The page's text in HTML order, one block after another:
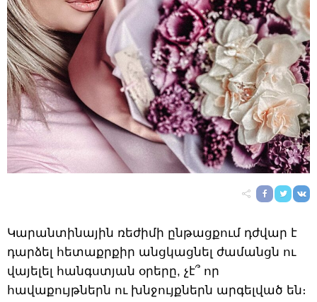
Կարանտինային ռեժիմի ընթացքում դժվար է
դարձել հետաքրքիր անցկացնել ժամանցն ու
վայելել հանգստյան օրերը, չէ՞ որ
հավաքույթներն ու խնջույքներն արգելված են։